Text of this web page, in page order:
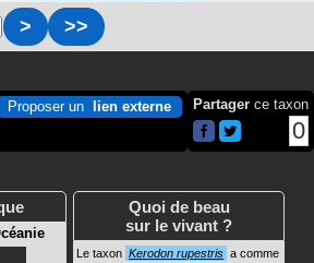
> >>
Proposer un lien externe Partager ce taxon
0
Quoi de beau
sur le vivant ?
Le taxon Kerodon rupestris a comme